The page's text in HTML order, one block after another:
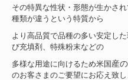
その特異な性状・形態が生かさ
種類が違うという特質から
より高品質で品種の多い安定した
び充填剤、特殊粉末などの
多様な用途に向けるため米国 産
のお客さまのご要望にお応え致し